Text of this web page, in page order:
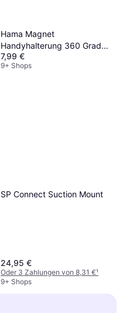
Hama Magnet
Handyhalterung 360 Grad
Drehbar
7,99 €
9+ Shops
SP Connect Suction Mount
24,95 €
Oder 3 Zahlungen von 8,31 €¹
9+ Shops